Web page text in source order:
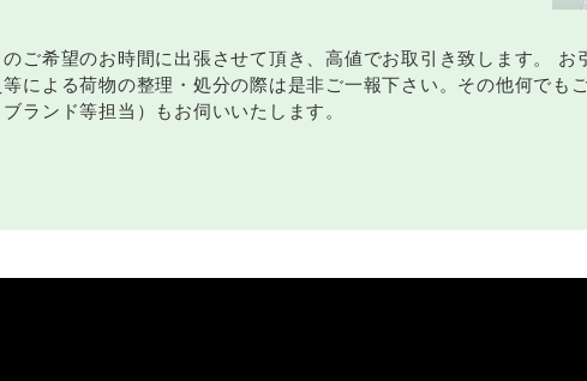
ご希望のお時間に出張させて頂き、高値でお取引き致します。 お
による荷物の整理・処分の際は是非ご一報下さい。その他何でも
ランド等担当）もお伺いいたします。